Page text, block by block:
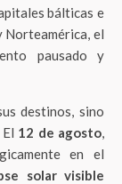
bálticas e
Norteamérica, el
pausado y
destinos, sino
12 de agosto,
en el
solar visible